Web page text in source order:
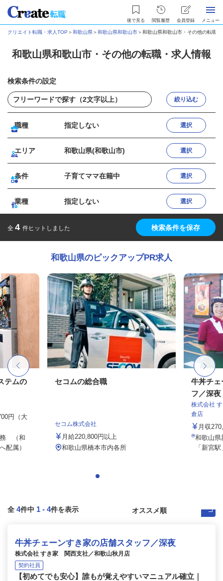
後で見る 閲覧履歴 会員登録 メニュー
クリエイト転職・求人TOP ＞和歌山県＞和歌山県和歌山市＞和歌山県和歌山市・その他の転職
和歌山県和歌山市・その他の転職・求人情報
検索条件の設定
絞り込む
職種 指定しない 選択
エリア 和歌山県(和歌山市) 選択
条件 子育てママ在籍中 選択
業種 指定しない 選択
全 4 件ヒットしました 検索条件を保存
和歌山県のピックアップPR求人
テムの
円（大
務 （和
配属）
セコムの総合職
セコム株式会社
月給220,800円以上
和歌山県橋本市内各所
牛丼チェ
フ／深夜
株式会社
倉店
月収
和歌山県
「新宮
全 4件中 1 - 4件を表示
牛丼チェーンすき家の店舗スタッフ／深夜
株式会社 すき家 関西支社／和歌山秋月店
契約社員
【初めてでも安心】誰もが覚えやすいマニュアル確立｜